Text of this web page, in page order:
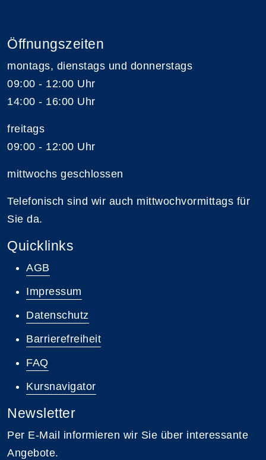
Öffnungszeiten
montags, dienstags und donnerstags
09:00 - 12:00 Uhr
14:00 - 16:00 Uhr
freitags
09:00 - 12:00 Uhr
mittwochs geschlossen
Telefonisch sind wir auch mittwochvormittags für
Sie da.
Quicklinks
AGB
Impressum
Datenschutz
Barrierefreiheit
FAQ
Kursnavigator
Newsletter
Per E-Mail informieren wir Sie über interessante
Angebote.